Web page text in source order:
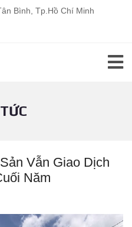
Bình, Tp.Hồ Chí Minh
Vẫn Giao Dịch
Năm